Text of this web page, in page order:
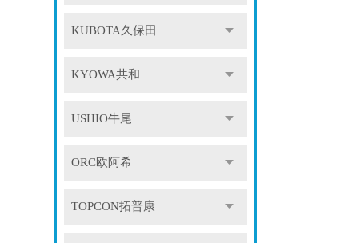
KUBOTA久保田
KYOWA共和
USHIO牛尾
ORC欧阿希
TOPCON拓普康